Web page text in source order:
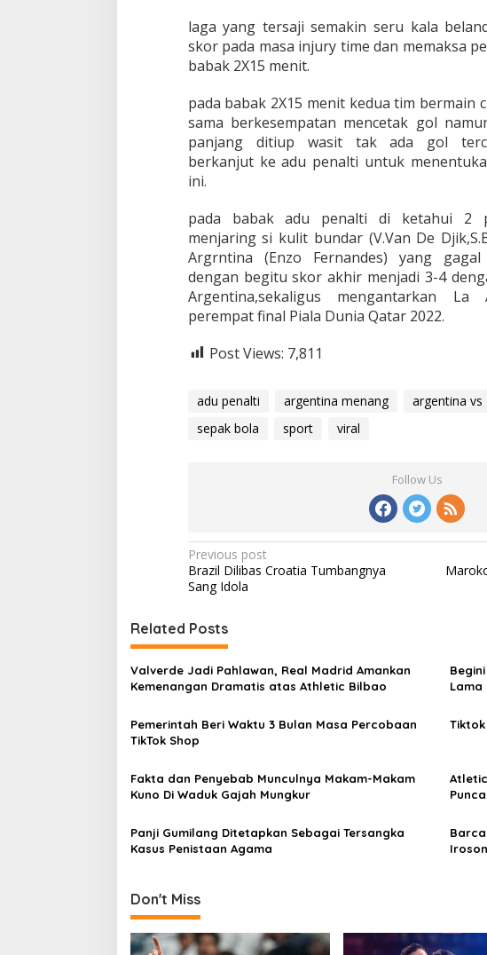
laga yang tersaji semakin seru kala
skor pada masa injury time dan memaksa
babak 2X15 menit.
pada babak 2X15 menit kedua tim bermain
sama berkesempatan mencetak gol
panjang ditiup wasit tak ada gol
berkanjut ke adu penalti untuk
ini.
pada babak adu penalti di ketahui 2
menjaring si kulit bundar (V.Van De
Argrntina (Enzo Fernandes) yang
dengan begitu skor akhir menjadi 3-4
Argentina,sekaligus mengantarkan
perempat final Piala Dunia Qatar 2022.
Post Views: 7,811
adu penalti argentina menang argentina vs
sepak bola
sport viral
Follow Us
Post
navigation
Previous post
Brazil Dilibas Croatia Tumbangnya
Sang Idola
Related Posts
Valverde Jadi Pahlawan, Real Madrid Amankan
Kemenangan Dramatis atas Athletic Bilbao
Lama
Pemerintah Beri Waktu 3 Bulan Masa Percobaan
TikTok Shop
Fakta dan Penyebab Munculnya Makam-Makam
Kuno Di Waduk Gajah Mungkur
Panji Gumilang Ditetapkan Sebagai Tersangka
Kasus Penistaan Agama
Don't Miss